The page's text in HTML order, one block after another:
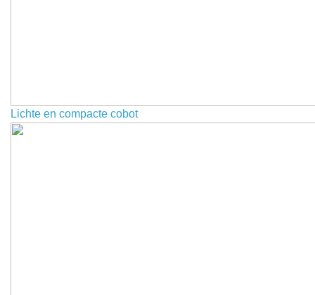
Lichte en compacte cobot